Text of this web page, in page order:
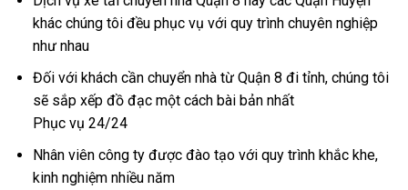
khác chúng tôi đều phục vụ với quy trình chuyên nghiệp
như nhau
Đối với khách cần chuyển nhà từ Quận 8 đi tỉnh, chúng tôi
sẽ sắp xếp đồ đạc một cách bài bản nhất
Phục vụ 24/24
Nhân viên công ty được đào tạo với quy trình khắc khe,
kinh nghiệm nhiều năm